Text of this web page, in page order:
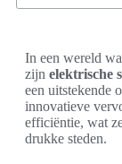
In een wereld
zijn elektrische
een uitstekende
innovatieve
efficiëntie, wat
drukke steden.